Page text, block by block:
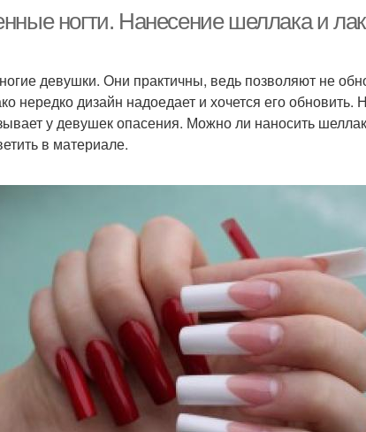
ногти. Нанесение шеллака и
девушки. Они практичны, ведь позволяют не
нередко дизайн надоедает и хочется его
у девушек опасения. Можно ли наносить
в материале.